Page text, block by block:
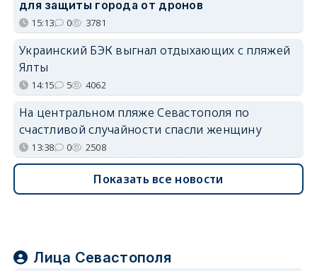
для защиты города от дронов
15:13 0 3781
Украинский БЭК выгнал отдыхающих с пляжей
Ялты
14:15 5 4062
На центральном пляже Севастополя по
счастливой случайности спасли женщину
13:38 0 2508
Показать все новости
Лица Севастополя